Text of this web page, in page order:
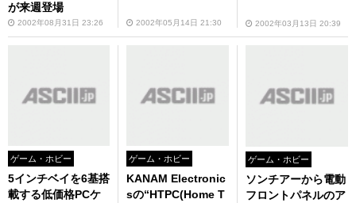
が来週登場
2002年08月31日 23:26 2002年05月14日 21:30 2002年03月13日 20:39
ゲーム・ホビー
5インチベイを6基搭
載する低価格PCケ
ゲーム・ホビー
KANAM Electronic
sの“HTPC(Home T
ゲーム・ホビー
ソンチアーから電動
フロントパネルのア